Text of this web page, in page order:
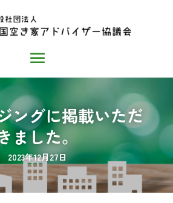
ングに掲載いただ
ました。
2023年12月27日